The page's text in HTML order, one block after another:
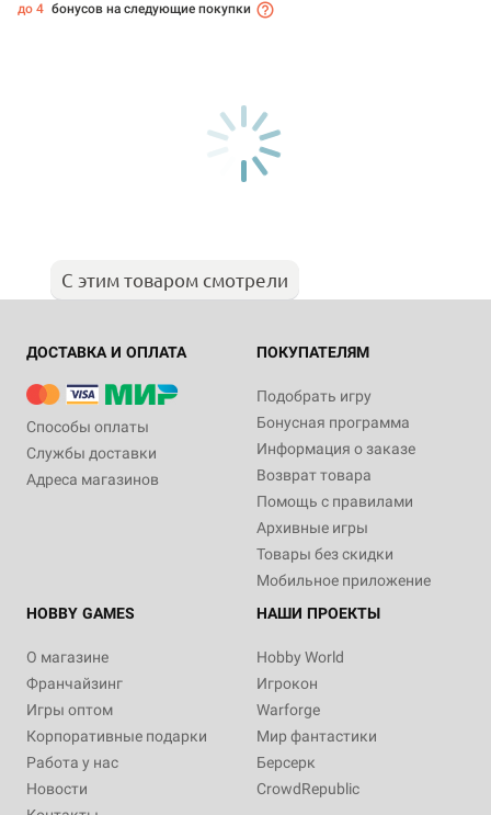
до 4 бонусов на следующие покупки
С этим товаром смотрели
ДОСТАВКА И ОПЛАТА
Способы оплаты
Службы доставки
Адреса магазинов
ПОКУПАТЕЛЯМ
Подобрать игру
Бонусная программа
Информация о заказе
Возврат товара
Помощь с правилами
Архивные игры
Товары без скидки
Мобильное приложение
HOBBY GAMES
О магазине
Франчайзинг
Игры оптом
Корпоративные подарки
Работа у нас
Новости
НАШИ ПРОЕКТЫ
Hobby World
Игрокон
Warforge
Мир фантастики
Берсерк
CrowdRepublic